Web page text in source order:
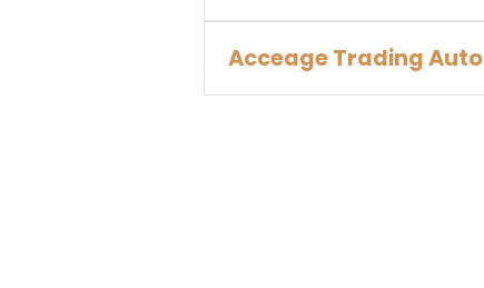
Acceage Trading Auto